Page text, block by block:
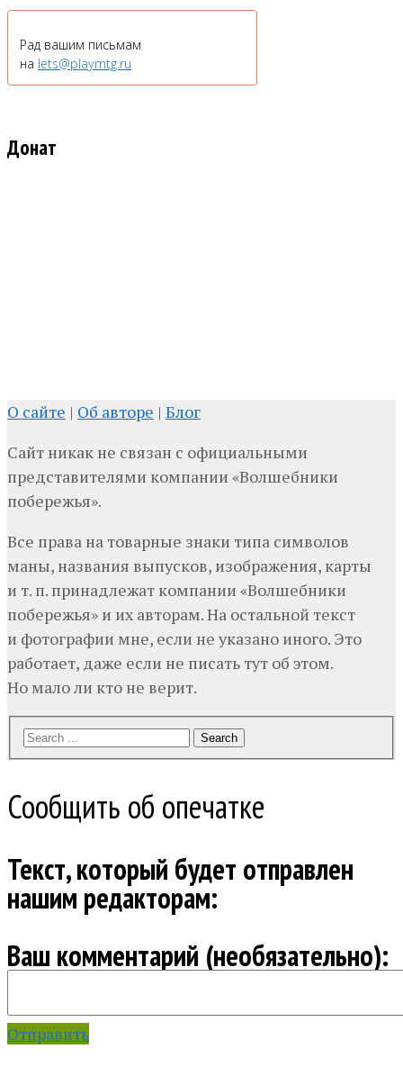
Рад вашим письмам
на lets@playmtg.ru
Донат
О сайте | Об авторе | Блог
Сайт никак не связан с официальными
представителями компании «Волшебники
побережья».
Все права на товарные знаки типа символов
маны, названия выпусков, изображения, карты
и т. п. принадлежат компании «Волшебники
побережья» и их авторам. На остальной текст
и фотографии мне, если не указано иного. Это
работает, даже если не писать тут об этом.
Но мало ли кто не верит.
Search
Сообщить об опечатке
Текст, который будет отправлен
нашим редакторам:
Ваш комментарий (необязательно):
Отправить